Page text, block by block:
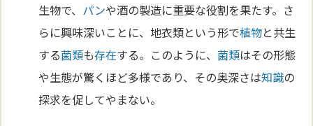
生物で、 パンや酒の製造に重要な役割を果たす。さ
らに興味深いことに、地衣類という形で植物と共生
する菌類も存在する。このように、 菌類はその形態
や生態が驚くほど多様であり、その奥深さは知識の
探求を促してやまない。